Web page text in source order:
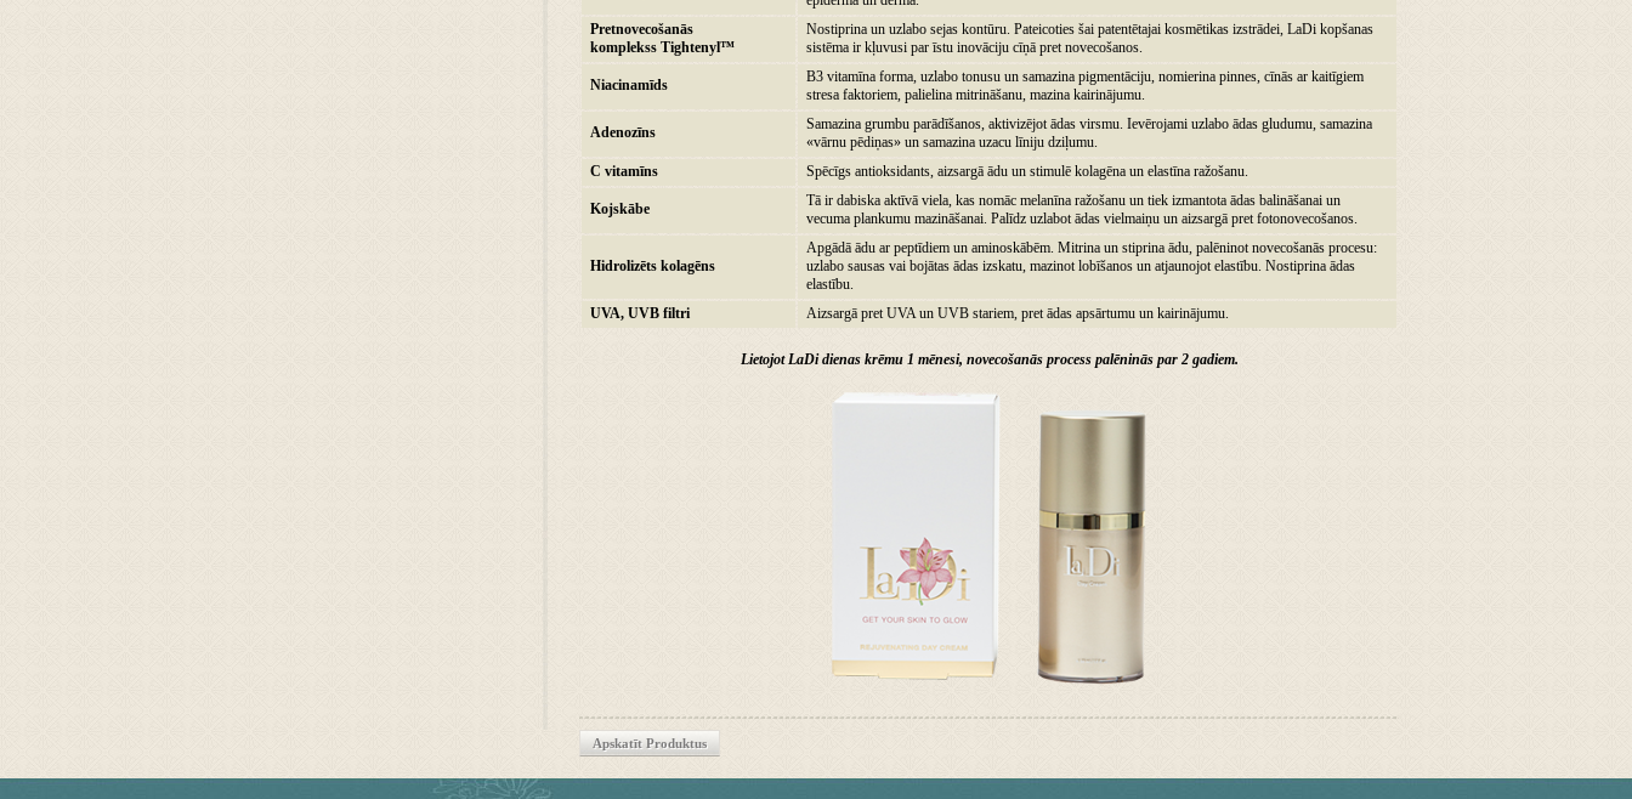
Pretnovecošanās
komplekss Tightenyl™
Nostiprina un uzlabo sejas kontūru. Pateicoties šai patentētajai kosmētikas izstrādei, LaDi kopšanas
sistēma ir kļuvusi par īstu inovāciju cīņā pret novecošanos.
Niacinamīds
B3 vitamīna forma, uzlabo tonusu un samazina pigmentāciju, nomierina pinnes, cīnās ar kaitīgiem
stresa faktoriem, palielina mitrināšanu, mazina kairinājumu.
Adenozīns
Samazina grumbu parādīšanos, aktivizējot ādas virsmu. Ievērojami uzlabo ādas gludumu, samazina
«vārnu pēdiņas» un samazina uzacu līniju dziļumu.
C vitamīns
Spēcīgs antioksidants, aizsargā ādu un stimulē kolagēna un elastīna ražošanu.
Kojskābe
Tā ir dabiska aktīvā viela, kas nomāc melanīna ražošanu un tiek izmantota ādas balināšanai un
vecuma plankumu mazināšanai. Palīdz uzlabot ādas vielmaiņu un aizsargā pret fotonovecošanos.
Hidrolizēts kolagēns
Apgādā ādu ar peptīdiem un aminoskābēm. Mitrina un stiprina ādu, palēninot novecošanās procesu:
uzlabo sausas vai bojātas ādas izskatu, mazinot lobīšanos un atjaunojot elastību. Nostiprina ādas
elastību.
UVA, UVB filtri
Aizsargā pret UVA un UVB stariem, pret ādas apsārtumu un kairinājumu.
Lietojot LaDi dienas krēmu 1 mēnesi, novecošanās process palēninās par 2 gadiem.
Apskatīt Produktus